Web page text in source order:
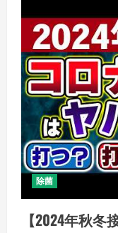
除菌
【2024年秋